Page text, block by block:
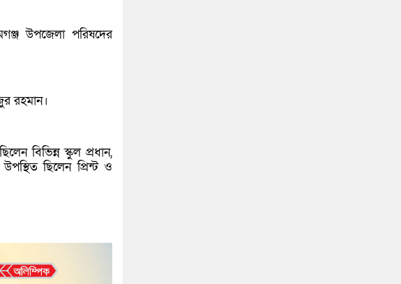
উপজেলা পরিষদের
রহমান।
বিভিন্ন স্কুল প্রধান,
ছিলেন প্রিন্ট ও